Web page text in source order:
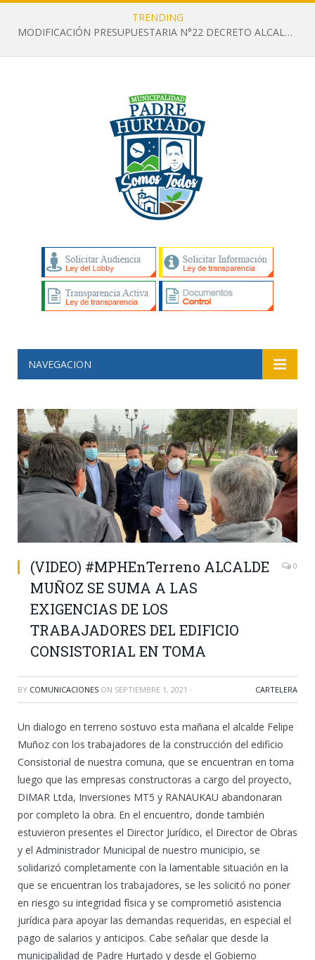
TRENDING
MODIFICACIÓN PRESUPUESTARIA N°22 DECRETO ALCALDICIO N°1188 DEL 02 DE JULIO DE 2026
NAVEGACION
(VIDEO) #MPHEnTerreno ALCALDE
MUÑOZ SE SUMA A LAS
EXIGENCIAS DE LOS
TRABAJADORES DEL EDIFICIO
CONSISTORIAL EN TOMA
0
BY COMUNICACIONES ON SEPTIEMBRE 1, 2021 · CARTELERA
Un dialogo en terreno sostuvo esta mañana el alcalde Felipe
Muñoz con los trabajadores de la construcción del edificio
Consistorial de nuestra comuna, que se encuentran en toma
luego que las empresas constructoras a cargo del proyecto,
DIMAR Ltda, Inversiones MT5 y RANAUKAU abandonaran
por completo la obra. En el encuentro, donde también
estuvieron presentes el Director Jurídico, el Director de Obras
y el Administrador Municipal de nuestro municipio, se
solidarizó completamente con la lamentable situación en la
que se encuentran los trabajadores, se les solicitó no poner
en riesgo su integridad física y se comprometió asistencia
jurídica para apoyar las demandas requeridas, en especial el
pago de salarios y anticipos. Cabe señalar que desde la
municipalidad de Padre Hurtado y desde el Gobierno